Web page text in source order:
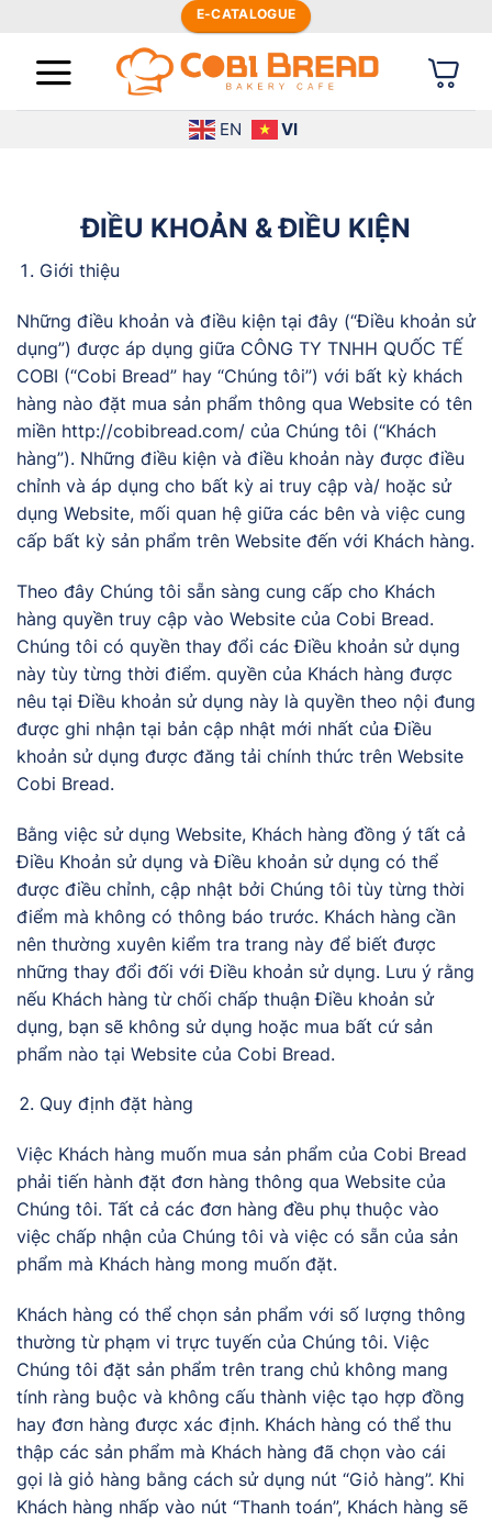
E-CATALOGUE
EN VI
ĐIỀU KHOẢN & ĐIỀU KIỆN
Giới thiệu
Những điều khoản và điều kiện tại đây (“Điều khoản sử
dụng”) được áp dụng giữa CÔNG TY TNHH QUỐC TẾ
COBI (“Cobi Bread” hay “Chúng tôi”) với bất kỳ khách
hàng nào đặt mua sản phẩm thông qua Website có tên
miền http://cobibread.com/ của Chúng tôi (“Khách
hàng”). Những điều kiện và điều khoản này được điều
chỉnh và áp dụng cho bất kỳ ai truy cập và/ hoặc sử
dụng Website, mối quan hệ giữa các bên và việc cung
cấp bất kỳ sản phẩm trên Website đến với Khách hàng.
Theo đây Chúng tôi sẵn sàng cung cấp cho Khách
hàng quyền truy cập vào Website của Cobi Bread.
Chúng tôi có quyền thay đổi các Điều khoản sử dụng
này tùy từng thời điểm. quyền của Khách hàng được
nêu tại Điều khoản sử dụng này là quyền theo nội đung
được ghi nhận tại bản cập nhật mới nhất của Điều
khoản sử dụng được đăng tải chính thức trên Website
Cobi Bread.
Bằng việc sử dụng Website, Khách hàng đồng ý tất cả
Điều Khoản sử dụng và Điều khoản sử dụng có thể
được điều chỉnh, cập nhật bởi Chúng tôi tùy từng thời
điểm mà không có thông báo trước. Khách hàng cần
nên thường xuyên kiểm tra trang này để biết được
những thay đổi đối với Điều khoản sử dụng. Lưu ý rằng
nếu Khách hàng từ chối chấp thuận Điều khoản sử
dụng, bạn sẽ không sử dụng hoặc mua bất cứ sản
phẩm nào tại Website của Cobi Bread.
Quy định đặt hàng
Việc Khách hàng muốn mua sản phẩm của Cobi Bread
phải tiến hành đặt đơn hàng thông qua Website của
Chúng tôi. Tất cả các đơn hàng đều phụ thuộc vào
việc chấp nhận của Chúng tôi và việc có sẵn của sản
phẩm mà Khách hàng mong muốn đặt.
Khách hàng có thể chọn sản phẩm với số lượng thông
thường từ phạm vi trực tuyến của Chúng tôi. Việc
Chúng tôi đặt sản phẩm trên trang chủ không mang
tính ràng buộc và không cấu thành việc tạo hợp đồng
hay đơn hàng được xác định. Khách hàng có thể thu
thập các sản phẩm mà Khách hàng đã chọn vào cái
gọi là giỏ hàng bằng cách sử dụng nút “Giỏ hàng”. Khi
Khách hàng nhấp vào nút “Thanh toán”, Khách hàng sẽ